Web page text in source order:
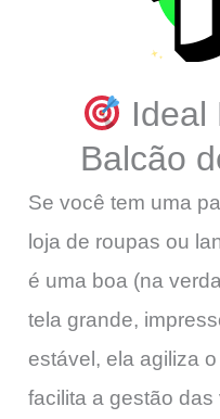
Ideal
Balcão
Se você tem uma
loja de roupas ou
é uma boa (na
tela grande,
estável, ela agiliza
facilita a gestão